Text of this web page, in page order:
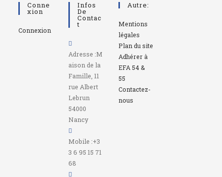
Conne
Xion
Connexion
Infos
De
Contac
T
Adresse :M
aison de la
Famille, 11
rue Albert
Lebrun
54000
Nancy
Mobile :+3
3 6 95 15 71
68
Autre:
Mentions
légales
Plan du site
Adhérer à
EFA 54 &
55
Contactez-
nous